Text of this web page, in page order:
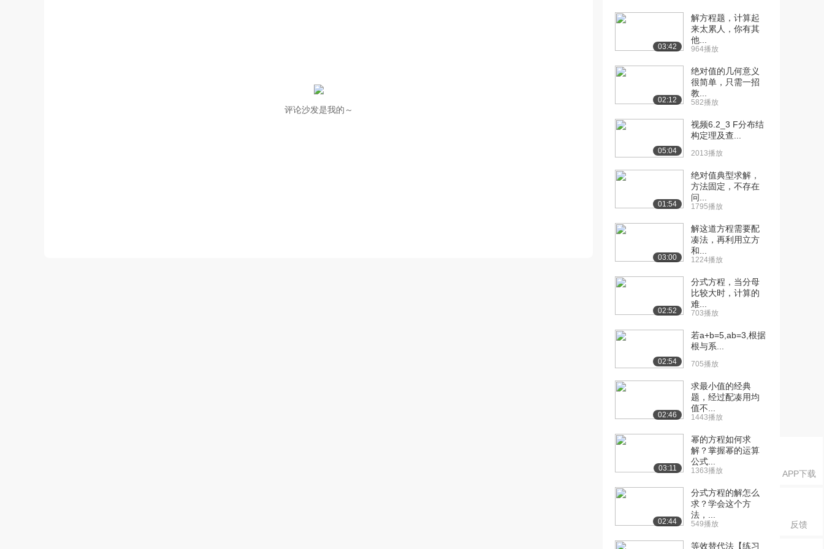
APP下载
反馈
评论沙发是我的～
6598播放
[14] 1.6.2 One-sided L...
4492播放
[15] 1.7.1 Continuity ... 27:43
3345播放
[17] 1.8.1 Limits Invo...
4655播放
[18] 1.8.2 Limits Invo... 26:46
3914播放
[20] 1.9.2 Limits of T...
[21] 2.1 Tangents and ... 12:38
1.1万播放
[23] 2.3.1 Derivatives...
[24] 2.3.2 Derivatives... 27:17
[25] 2.4.1 Basic Deriv...
5536播放
[26] 2.4.2 Basic Deriv...
[27] 2.4.3 Basic Deriv... 16:08
[28] 2.5.1 Product and...
03:42
解方程题，计算起
来太累人，你有其
他...
964播放
02:12
绝对值的几何意义
很简单，只需一招
教...
582播放
05:04
视频6.2_3 F分布结
构定理及查...
2013播放
01:54
绝对值典型求解，
方法固定，不存在
问...
1795播放
03:00
解这道方程需要配
凑法，再利用立方
和...
1224播放
02:52
分式方程，当分母
比较大时，计算的
难...
703播放
02:54
若a+b=5,ab=3,根据
根与系...
705播放
02:46
求最小值的经典
题，经过配凑用均
值不...
1443播放
03:11
幂的方程如何求
解？掌握幂的运算
公式...
1363播放
02:44
分式方程的解怎么
求？学会这个方
法，...
549播放
等效替代法【练习